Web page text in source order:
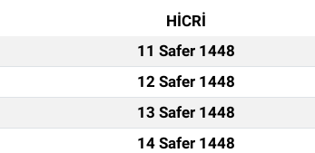
HİCRİ
11 Safer 1448
12 Safer 1448
13 Safer 1448
14 Safer 1448